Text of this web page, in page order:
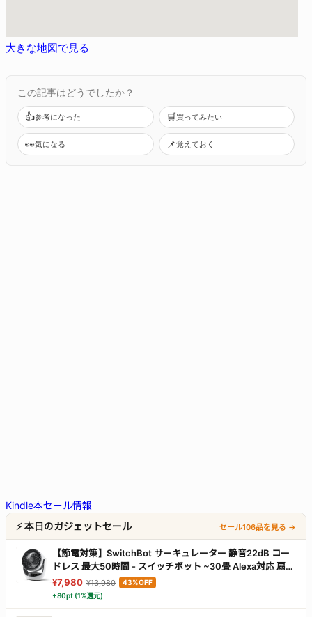
大きな地図で見る
この記事はどうでしたか？
👍参考になった 🛒買ってみたい
👀気になる 📌覚えておく
Kindle本セール情報
⚡ 本日のガジェットセール
セール106品を見る →
【節電対策】SwitchBot サーキュレーター 静音22dB コー
ドレス 最大50時間 - スイッチボット ~30畳 Alexa対応 扇風
機 DCモーター 3D首振り 無段階風量調整 充電式バッテリー
搭載 リモコン付き 梅雨対策 省エネ
¥7,980 ¥13,980
43%OFF
+80pt (1%還元)